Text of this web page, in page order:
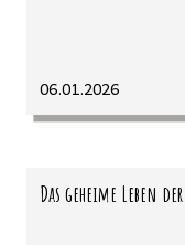
06.01.2026
Das geheime Leben